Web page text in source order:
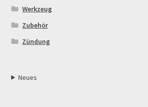
Werkzeug
Zubehör
Zündung
Neues